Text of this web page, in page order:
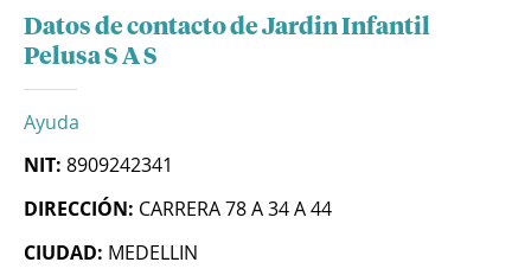
Datos de contacto de Jardin Infantil
Pelusa S A S
Ayuda
NIT: 8909242341
DIRECCIÓN: CARRERA 78 A 34 A 44
CIUDAD: MEDELLIN